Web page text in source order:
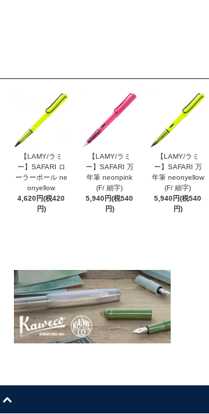
【LAMY/ラミ
ー】SAFARI ロ
ーラーボール ne
onyellow
4,620円(税420
円)
【LAMY/ラミ
ー】SAFARI 万
年筆 neonpink
(F/ 細字)
5,940円(税540
円)
【LAMY/ラミ
ー】SAFARI 万
年筆 neonyellow
(F/ 細字)
5,940円(税540
円)